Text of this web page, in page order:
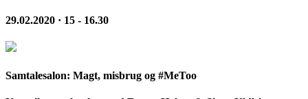
29.02.2020 · 15 - 16.30
Samtalesalon: Magt, misbrug og #MeToo